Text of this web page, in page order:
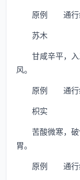
原例 通行
苏木
甘咸辛平，入
风。
原例 通行
枳实
苦酸微寒，破
胃。
原例 通行